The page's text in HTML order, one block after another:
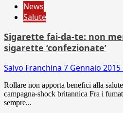
News
Salute
Sigarette fai-da-te: non
sigarette ‘confezionate’
Salvo Franchina 7 Gennaio 2015
Rollare non apporta benefici alla
campagna-shock britannica Fra i
sempre...